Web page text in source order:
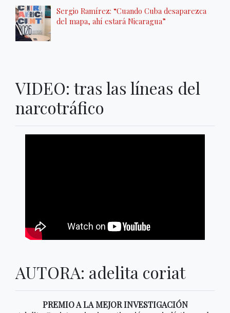
Sergio Ramírez: “Cuando Cuba desaparezca
del mapa, ahí estará Nicaragua”
VIDEO: tras las líneas del
narcotráfico
AUTORA: adelita coriat
PREMIO A LA MEJOR INVESTIGACIÓN